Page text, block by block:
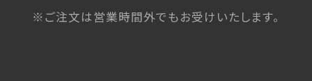
※ご注文は営業時間外でもお受けいたします。